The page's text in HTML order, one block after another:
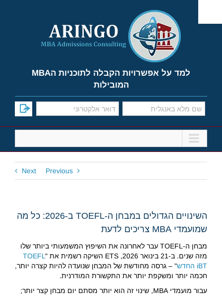
content
למד על אפשרויות הקבלה לתוכניות הMBA
המובילות
Previous
Next
השינויים הגדולים במבחן ה-TOEFL ב-2026: כל מה
שמועמדי MBA צריכים לדעת
מבחן ה-TOEFL עבר לאחרונה את השיפוץ המשמעותי ביותר שלו
מזה שנים. ב-21 בינואר 2026, ETS השיקה רשמית את "
TOEFL
iBT החדש
" – גרסה מחודשת של המבחן שנועדה להיות קצרה יותר,
חכמה יותר ומשקפת יותר את התקשורת המודרנית.
עבור מועמדי MBA, שינוי זה הוא יותר מסתם יום מבחן קצר יותר;